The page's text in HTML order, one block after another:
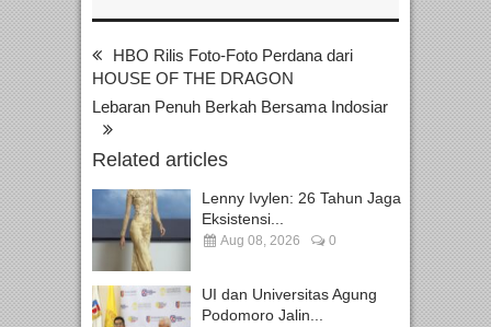
HBO Rilis Foto-Foto Perdana dari
HOUSE OF THE DRAGON
Lebaran Penuh Berkah Bersama Indosiar
Related articles
Lenny Ivylen: 26 Tahun Jaga
Eksistensi...
Aug 08, 2026 0
UI dan Universitas Agung
Podomoro Jalin...